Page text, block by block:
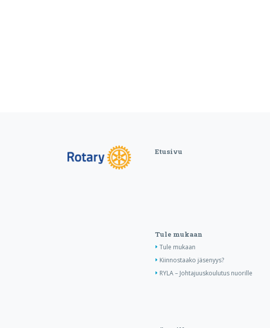
Etusivu
Tule mukaan
Tule mukaan
Kiinnostaako jäsenyys?
RYLA – Johtajuuskoulutus nuorille